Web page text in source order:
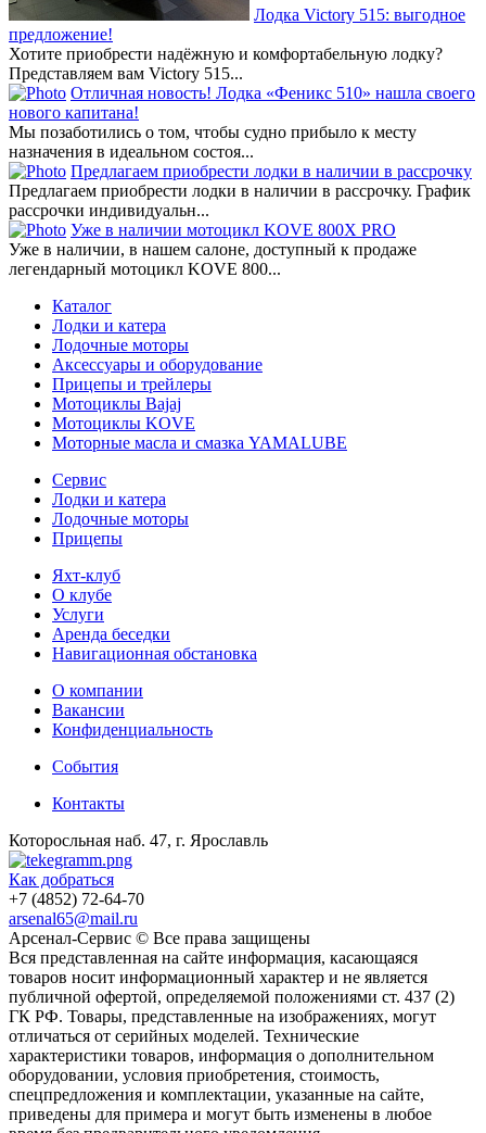
Лодка Victory 515: выгодное
предложение!
Хотите приобрести надёжную и комфортабельную лодку?
Представляем вам Victory 515...
Отличная новость! Лодка «Феникс 510» нашла своего
нового капитана!
Мы позаботились о том, чтобы судно прибыло к месту
назначения в идеальном состоя...
Предлагаем приобрести лодки в наличии в рассрочку
Предлагаем приобрести лодки в наличии в рассрочку. График
рассрочки индивидуальн...
Уже в наличии мотоцикл KOVE 800X PRO
Уже в наличии, в нашем салоне, доступный к продаже
легендарный мотоцикл KOVE 800...
Каталог
Лодки и катера
Лодочные моторы
Аксессуары и оборудование
Прицепы и трейлеры
Мотоциклы Bajaj
Мотоциклы KOVE
Моторные масла и смазка YAMALUBE
Сервис
Лодки и катера
Лодочные моторы
Прицепы
Яхт-клуб
О клубе
Услуги
Аренда беседки
Навигационная обстановка
О компании
Вакансии
Конфиденциальность
События
Контакты
Которосльная наб. 47, г. Ярославль
Как добраться
+7 (4852) 72-64-70
arsenal65@mail.ru
Aрсенал-Сервис © Все права защищены
Вся представленная на сайте информация, касающаяся
товаров носит информационный характер и не является
публичной офертой, определяемой положениями ст. 437 (2)
ГК РФ. Товары, представленные на изображениях, могут
отличаться от серийных моделей. Технические
характеристики товаров, информация о дополнительном
оборудовании, условия приобретения, стоимость,
спецпредложения и комплектации, указанные на сайте,
приведены для примера и могут быть изменены в любое